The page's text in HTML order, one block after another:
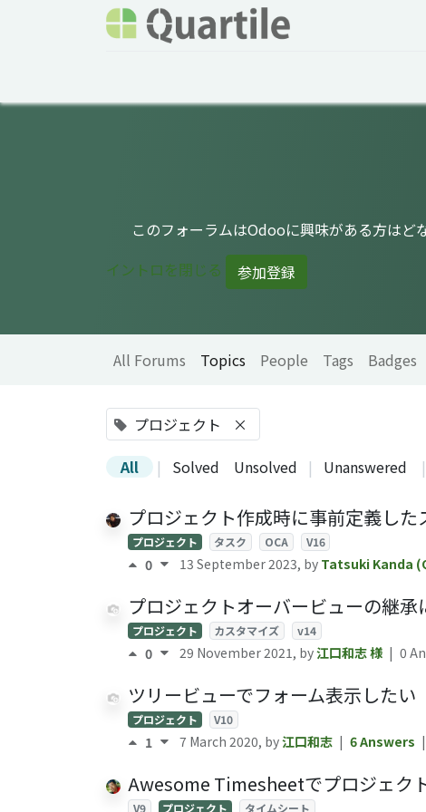
このフォーラムはOdooに興味がある方はど
イントロを閉じる
参加登録
All Forums Topics People Tags Badges
プロジェクト ×
All
| Solved Unsolved | Unanswered |
プロジェクト作成時に事前定義し
プロジェクト タスク OCA V16
0 13 September 2023, by Tatsuki Kanda
プロジェクトオーバービューの継承
プロジェクト カスタマイズ v14
0 29 November 2021, by江口和志様 | 0
ツリービューでフォーム表示したい
プロジェクト V10
1 7 March 2020, by江口和志 | 6 Answers |
Awesome Timesheetでプロジェク
V9 プロジェクト タイムシート